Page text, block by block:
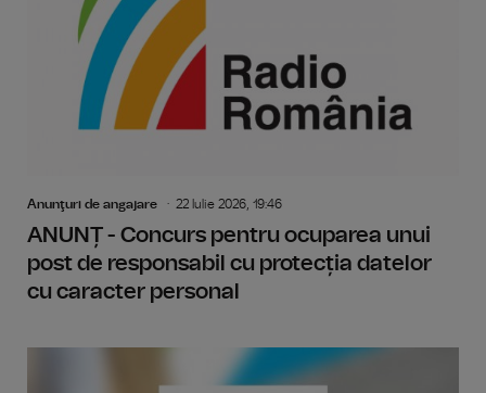
Anunţuri de angajare 22 Iulie 2026, 19:46
ANUNȚ - Concurs pentru ocuparea unui
post de responsabil cu protecția datelor
cu caracter personal